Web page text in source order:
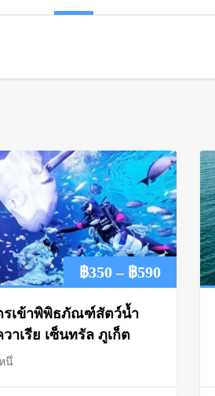
฿350 – ฿590Price
รเข้าพิพิธภัณฑ์สัตว์น้ำ
าเรีย เซ็นทรัล ภูเก็ต
นึ่